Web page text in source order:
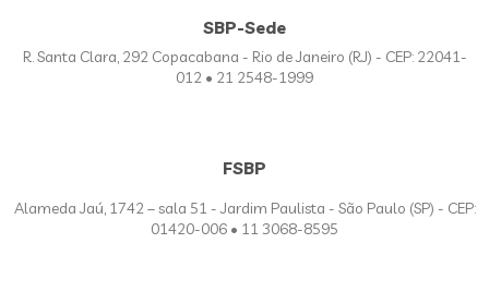
SBP-Sede
R. Santa Clara, 292 Copacabana - Rio de Janeiro (RJ) - CEP: 22041-
012 • 21 2548-1999
FSBP
Alameda Jaú, 1742 – sala 51 - Jardim Paulista - São Paulo (SP) - CEP:
01420-006 • 11 3068-8595